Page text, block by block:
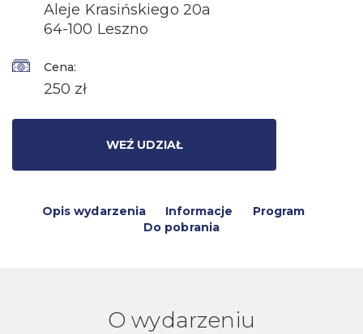
Aleje Krasińskiego 20a
64-100 Leszno
Cena:
250 zł
WEŹ UDZIAŁ
Opis wydarzenia Informacje
Program
Do pobrania
O wydarzeniu